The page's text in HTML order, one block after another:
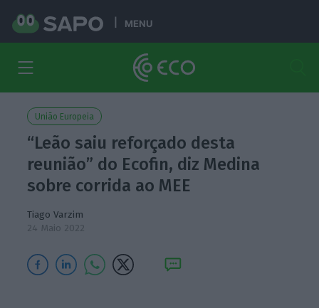
MENU
União Europeia
“Leão saiu reforçado desta
reunião” do Ecofin, diz Medina
sobre corrida ao MEE
Tiago Varzim
24 Maio 2022